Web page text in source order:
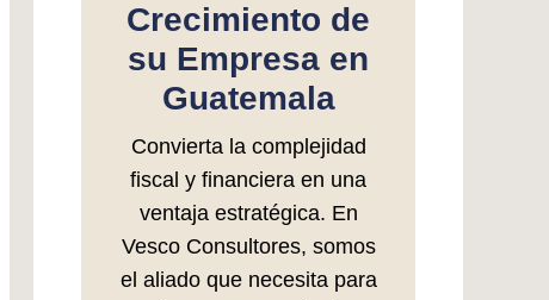
Crecimiento de
su Empresa en
Guatemala
Convierta la complejidad
fiscal y financiera en una
ventaja estratégica. En
Vesco Consultores, somos
el aliado que necesita para